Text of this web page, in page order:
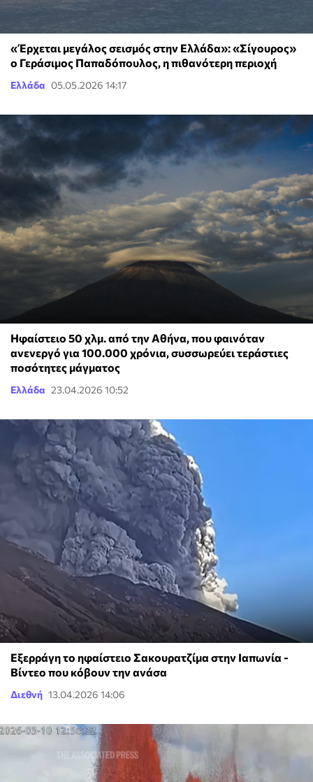
«Έρχεται μεγάλος σεισμός στην Ελλάδα»: «Σίγουρος»
ο Γεράσιμος Παπαδόπουλος, η πιθανότερη περιοχή
Ελλάδα 05.05.2026 14:17
Ηφαίστειο 50 χλμ. από την Αθήνα, που φαινόταν
ανενεργό για 100.000 χρόνια, συσσωρεύει τεράστιες
ποσότητες μάγματος
Ελλάδα 23.04.2026 10:52
Εξερράγη το ηφαίστειο Σακουρατζίμα στην Ιαπωνία -
Βίντεο που κόβουν την ανάσα
Διεθνή 13.04.2026 14:06